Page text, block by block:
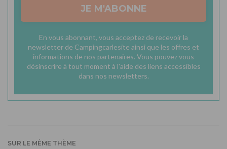
JE M'ABONNE
En vous abonnant, vous acceptez de recevoir la
newsletter de Campingcarlesite ainsi que les offres et
informations de nos partenaires. Vous pouvez vous
désinscrire à tout moment à l'aide des liens accessibles
dans nos newsletters.
SUR LE MÊME THÈME